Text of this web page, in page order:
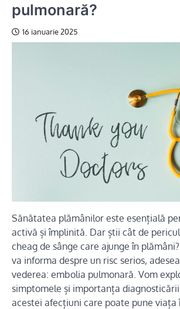
pulmonară?
16 ianuarie 2025
Sănătatea plămânilor este esențială
activă și împlinită. Dar știi cât de
cheag de sânge care ajunge în
va informa despre un risc serios,
vederea: embolia pulmonară. Vom
simptomele și importanța
acestei afecțiuni care poate pune viața